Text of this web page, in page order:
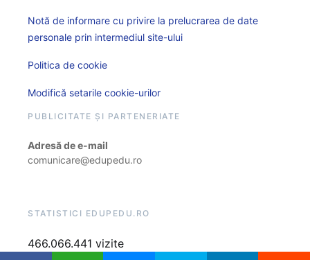
Notă de informare cu privire la prelucrarea de date
personale prin intermediul site-ului
Politica de cookie
Modifică setarile cookie-urilor
PUBLICITATE ȘI PARTENERIATE
Adresă de e-mail
comunicare@edupedu.ro
STATISTICI EDUPEDU.RO
466.066.441 vizite